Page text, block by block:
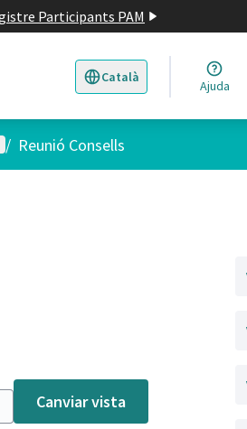
Participants PAM
Català
Triar la llengua Elegir elAjuda
d'usuari
/ Reunió Consells
Canviar vista